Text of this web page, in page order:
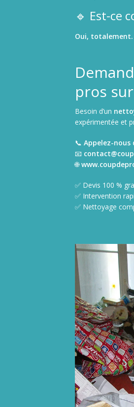
🔹 Est-ce
Oui, totalement.
pros
Besoin d’un
expérimentée et
📞 Appelez-nous
📧
🌐
✅ Devis 100 %
✅ Intervention
✅ Nettoyage